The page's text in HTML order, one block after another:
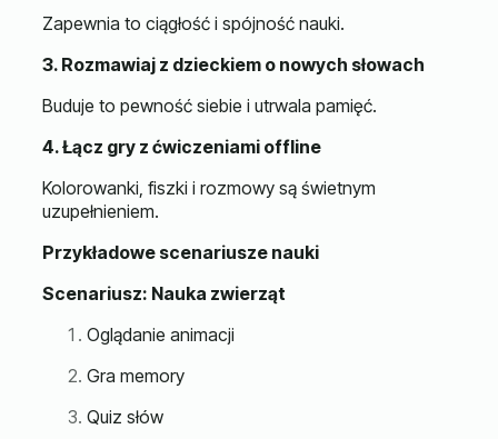
Zapewnia to ciągłość i spójność nauki.
3. Rozmawiaj z dzieckiem o nowych słowach
Buduje to pewność siebie i utrwala pamięć.
4. Łącz gry z ćwiczeniami offline
Kolorowanki, fiszki i rozmowy są świetnym
uzupełnieniem.
Przykładowe scenariusze nauki
Scenariusz: Nauka zwierząt
Oglądanie animacji
Gra memory
Quiz słów